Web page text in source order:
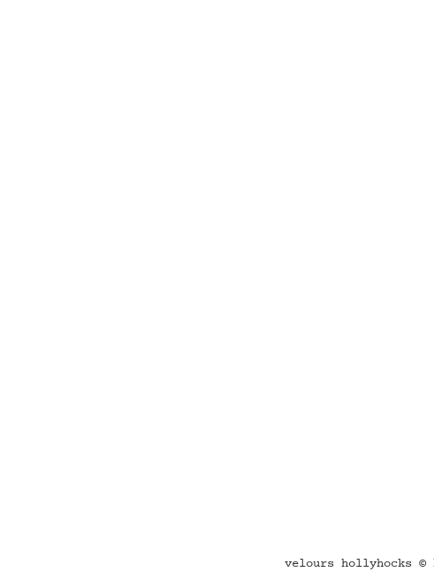
velours hollyhocks ©